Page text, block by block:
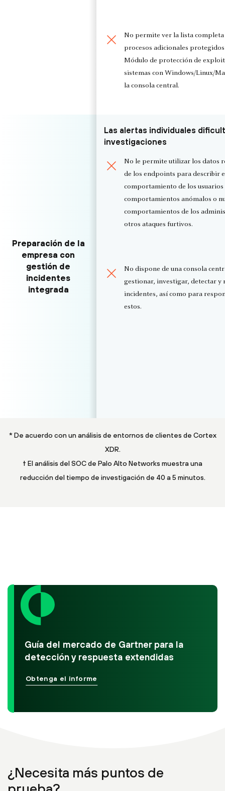
No permite ver la lista completa
procesos adicionales
Módulo de protección de
sistemas con Windows/Linux/
la consola central.
Preparación de la
empresa con
gestión de
incidentes
integrada
Las alertas individuales
investigaciones
No le permite utilizar los datos
de los endpoints para describir
comportamiento de los usuarios
comportamientos anómalos o
comportamientos de los
otros ataques furtivos.
No dispone de una consola
gestionar, investigar, detectar y
incidentes, así como para
estos.
* De acuerdo con un análisis de entornos de clientes de Cortex
XDR.
† El análisis del SOC de Palo Alto Networks muestra una
reducción del tiempo de investigación de 40 a 5 minutos.
Guía del mercado de Gartner para la
detección y respuesta extendidas
Obtenga el informe
¿Necesita más puntos de